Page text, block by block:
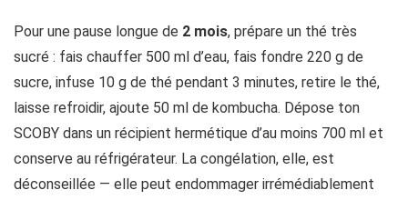
Pour une pause longue de 2 mois, prépare un thé très
sucré : fais chauffer 500 ml d’eau, fais fondre 220 g de
sucre, infuse 10 g de thé pendant 3 minutes, retire le thé,
laisse refroidir, ajoute 50 ml de kombucha. Dépose ton
SCOBY dans un récipient hermétique d’au moins 700 ml et
conserve au réfrigérateur. La congélation, elle, est
déconseillée — elle peut endommager irrémédiablement